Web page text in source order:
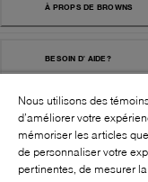
À PROPS DE BROWNS
BESOIN D' AIDE?
Nous utilisons des
d’améliorer votre
mémoriser les articles
de personnaliser votre
pertinentes, de mesurer